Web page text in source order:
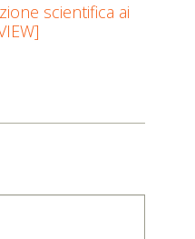
scientifica ai